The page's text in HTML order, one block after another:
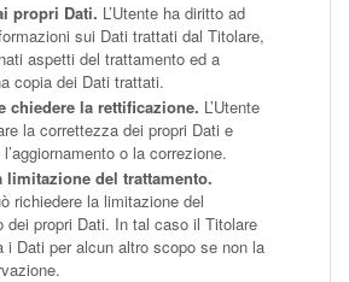
propri Dati. L’Utente ha diritto ad
sui Dati trattati dal Titolare,
aspetti del trattamento ed a
copia dei Dati trattati.
chiedere la rettificazione. L’Utente
la correttezza dei propri Dati e
o la correzione.
limitazione del trattamento.
richiedere la limitazione del
dei propri Dati. In tal caso il Titolare
i Dati per alcun altro scopo se non la